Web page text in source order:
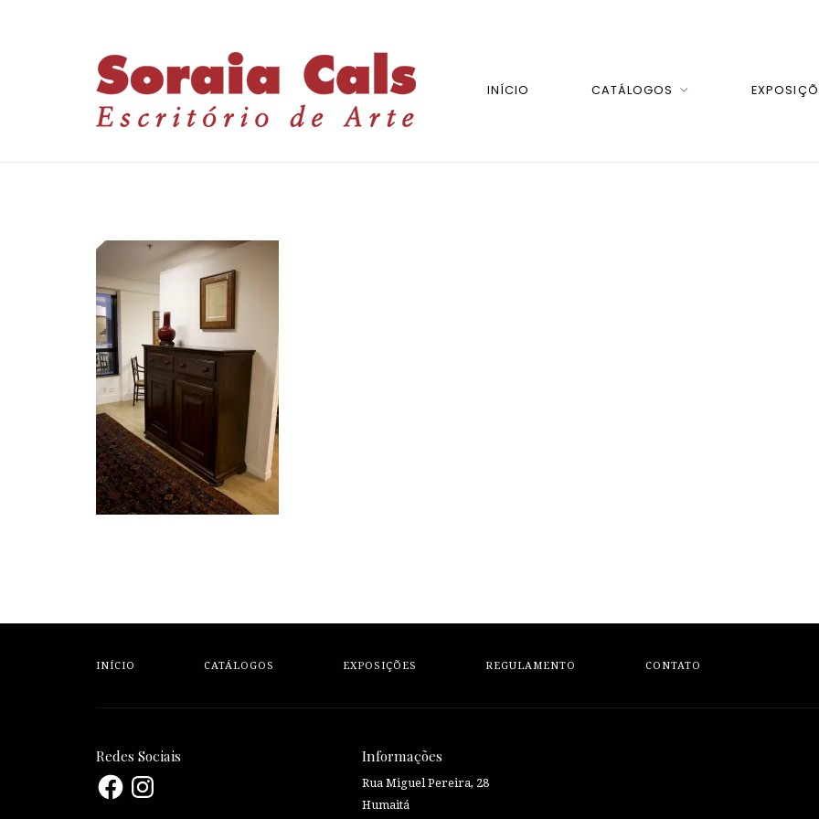
INÍCIO CATÁLOGOS
INÍCIO CATÁLOGOS EXPOSIÇÕES REGULAMENTO CONTATO
Redes Sociais
FacebookInstagram
Informações
Rua Miguel Pereira, 28
Humaitá